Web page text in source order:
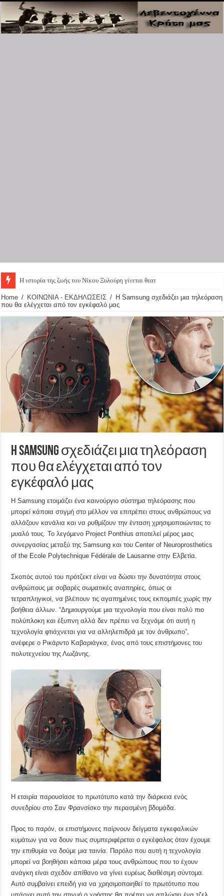
Η ιστορία της ζωής του Νίκου Ξυλούρη γίνεται θεατρική πα
Home / ΚΟΙΝΩΝΙΑ - ΕΚΔΗΛΩΣΕΙΣ / H Samsung σχεδιάζει μια τηλεόραση
που θα ελέγχεται από τον εγκέφαλό μας
H Samsung σχεδιάζει μια τηλεόραση
που θα ελέγχεται από τον
εγκέφαλό μας
Η Samsung ετοιμάζει ένα καινούργιο σύστημα τηλεόρασης που
μπορεί κάποια στιγμή στο μέλλον να επιτρέπει στους ανθρώπους να
αλλάζουν κανάλια και να ρυθμίζουν την ένταση χρησιμοποιώντας το
μυαλό τους. Το λεγόμενο Project Ponthius αποτελεί μέρος μιας
συνεργασίας μεταξύ της Samsung και του Center of Neuroprosthetics
of the Ecole Polytechnique Fédérale de Lausanne στην Ελβετία.
Σκοπός αυτού του πρότζεκτ είναι να δώσει την δυνατότητα στους
ανθρώπους με σοβαρές σωματικές αναπηρίες, όπως οι
τετραπληγικοί, να βλέπουν τις αγαπημένες τους εκπομπές χωρίς την
βοήθεια άλλων. “Δημιουργούμε μια τεχνολογία που είναι πολύ πιο
πολύπλοκη και έξυπνη αλλά δεν πρέπει να ξεχνάμε ότι αυτή η
τεχνολογία φτιάχνεται για να αλληλεπιδρά με τον άνθρωπο”,
ανέφερε ο Ρικάρντο Καβαριάγκα, ένας από τους επιστήμονες του
πολυτεχνείου της Λωζάνης.
Η εταιρία παρουσίασε το πρωτότυπο κατά την διάρκεια ενός
συνεδρίου στο Σαν Φρανσίσκο την περασμένη βδομάδα.
Προς το παρόν, οι επιστήμονες παίρνουν δείγματα εγκεφαλικών
κυμάτων για να δουν πως συμπεριφέρεται ο εγκέφαλος όταν έχουμε
την επιθυμία να δούμε μια ταινία. Παρόλο που αυτή η τεχνολογία
μπορεί να βοηθήσει κάποια μέρα τους ανθρώπους που το έχουν
ανάγκη είναι σχεδόν απίθανο να γίνει ευρέως διαθέσιμη σύντομα.
Αυτό συμβαίνει επειδή για να χρησιμοποιηθεί το πρωτότυπο που